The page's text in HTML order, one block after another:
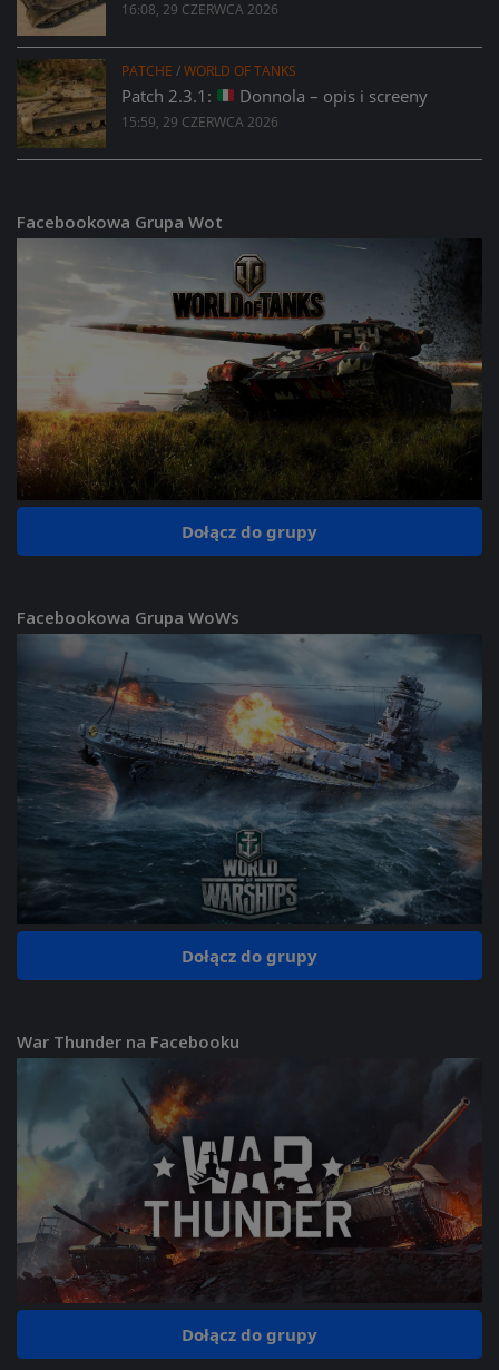
16:08, 29 CZERWCA 2026
PATCHE /WORLD OF TANKS
Patch 2.3.1: Donnola – opis i screeny
15:59, 29 CZERWCA 2026
Facebookowa Grupa Wot
Dołącz do grupy
Facebookowa Grupa WoWs
Dołącz do grupy
War Thunder na Facebooku
Dołącz do grupy